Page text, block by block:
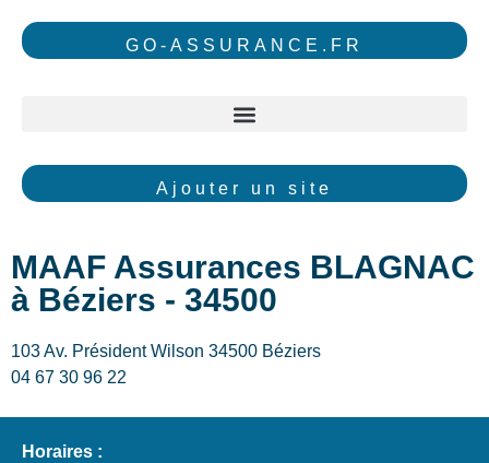
GO-ASSURANCE.FR
Ajouter un site
MAAF Assurances BLAGNAC
à Béziers - 34500
103 Av. Président Wilson 34500 Béziers
04 67 30 96 22
Horaires :